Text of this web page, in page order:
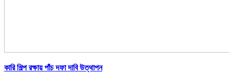
কারি শিল্প রক্ষায় পাঁচ দফা দাবি উত্থাপন